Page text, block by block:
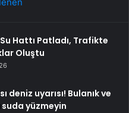
Hattı Patladı, Trafikte
Oluştu
deniz uyarısı! Bulanık ve
yüzmeyin